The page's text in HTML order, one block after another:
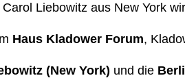
Liebowitz aus New York
Haus Kladower Forum,
(New York) und die